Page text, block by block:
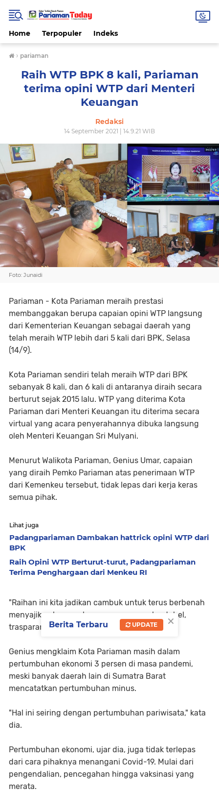
Home Terpopuler Indeks
› pariaman
Raih WTP BPK 8 kali, Pariaman
terima opini WTP dari Menteri
Keuangan
Redaksi
14 September 2021 | 14.9.21 WIB
Foto: Junaidi
Pariaman - Kota Pariaman meraih prestasi
membanggakan berupa capaian opini WTP langsung
dari Kementerian Keuangan sebagai daerah yang
telah meraih WTP lebih dari 5 kali dari BPK, Selasa
(14/9).
Kota Pariaman sendiri telah meraih WTP dari BPK
sebanyak 8 kali, dan 6 kali di antaranya diraih secara
berturut sejak 2015 lalu. WTP yang diterima Kota
Pariaman dari Menteri Keuangan itu diterima secara
virtual yang acara penyerahannya dibuka langsung
oleh Menteri Keuangan Sri Mulyani.
Menurut Walikota Pariaman, Genius Umar, capaian
yang diraih Pemko Pariaman atas penerimaan WTP
dari Kemenkeu tersebut, tidak lepas dari kerja keras
semua pihak.
Lihat juga
Padangpariaman Dambakan hattrick opini WTP dari
BPK
Raih Opini WTP Berturut-turut, Padangpariaman
Terima Penghargaan dari Menkeu RI
"Raihan ini kita jadikan cambuk untuk terus berbenah
menyajikan laporan keuangan secara akuntabel,
trasparan," kata Genius Umar.
Genius mengklaim Kota Pariaman masih dalam
pertumbuhan ekonomi 3 persen di masa pandemi,
meski banyak daerah lain di Sumatra Barat
mencatatkan pertumbuhan minus.
"Hal ini seiring dengan pertumbuhan pariwisata," kata
dia.
Pertumbuhan ekonomi, ujar dia, juga tidak terlepas
dari cara pihaknya menangani Covid-19. Mulai dari
pengendalian, pencegahan hingga vaksinasi yang
merata.
×
Berita Terbaru UPDATE